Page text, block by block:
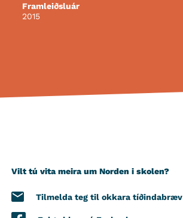
Framleiðsluár
2015
Vilt tú vita meira um Norden i skolen?
Tilmelda teg til okkara tíðindabræv